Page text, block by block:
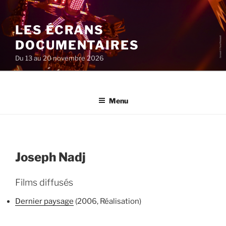
au
contenu
principal
LES ÉCRANS
DOCUMENTAIRES
Du 13 au 20 novembre 2026
Menu
Joseph Nadj
Films diffusés
Dernier paysage (2006, Réalisation)